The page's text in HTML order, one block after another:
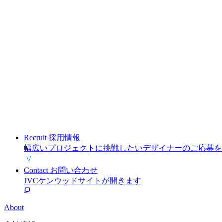
Recruit
幅広いプロジェクトに挑戦したいデザイナーのご応募を
Contact